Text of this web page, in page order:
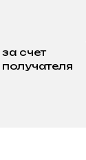
за счет
получателя